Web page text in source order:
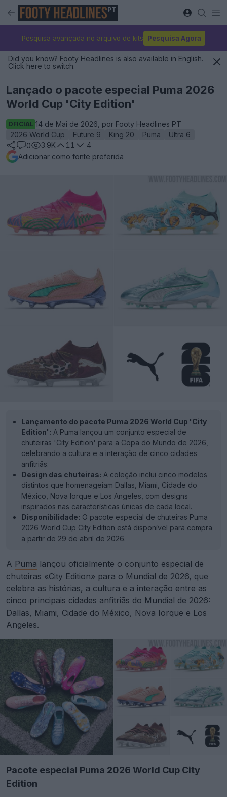
PT
Pesquisa avançada no arquivo de kits Pesquisa Agora
Did you know? Footy Headlines is also available in English.
Click here to switch.
Lançado o pacote especial Puma 2026
World Cup 'City Edition'
OFICIAL 14 de Mai de 2026, por Footy Headlines PT
2026 World Cup
Future 9 King 20 Puma
Ultra 6
0
3.9K 11
4
Adicionar como fonte preferida
Lançamento do pacote Puma 2026 World Cup 'City
Edition': A Puma lançou um conjunto especial de
chuteiras 'City Edition' para a Copa do Mundo de 2026,
celebrando a cultura e a interação de cinco cidades
anfitriãs.
Design das chuteiras: A coleção inclui cinco modelos
distintos que homenageiam Dallas, Miami, Cidade do
México, Nova Iorque e Los Angeles, com designs
inspirados nas características únicas de cada local.
Disponibilidade: O pacote especial de chuteiras Puma
2026 World Cup City Edition está disponível para compra
a partir de 29 de abril de 2026.
A Puma lançou oficialmente o conjunto especial de
chuteiras «City Edition» para o Mundial de 2026, que
celebra as histórias, a cultura e a interação entre as
cinco principais cidades anfitriãs do Mundial de 2026:
Dallas, Miami, Cidade do México, Nova Iorque e Los
Angeles.
Pacote especial Puma 2026 World Cup City
Edition